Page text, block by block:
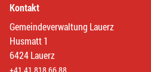
Kontakt
Gemeindeverwaltung Lauerz
Husmatt 1
6424 Lauerz
+41 41 818 66 88